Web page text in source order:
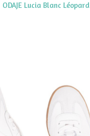
ODAJE Lucia Blanc Léopard